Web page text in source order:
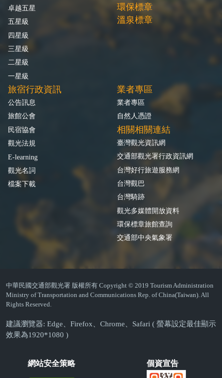
卓越五星
五星級
四星級
三星級
二星級
一星級
環保標章
溫泉標章
旅宿行政資訊
公告訊息
旅館公會
民宿協會
觀光法規
E-learning
觀光名詞
檔案下載
業者專區
業者專區
自然人憑證
相關相關連結
臺灣觀光資訊網
交通部觀光署行政資訊網
台灣好行旅遊服務網
台灣觀巴
台灣騎跡
觀光多媒體開放資料
環保標章旅館查詢
交通部中央氣象署
中華民國交通部觀光署 版權所有 Copyright © 2019 Tourism Administration
Ministry of Transportation and Communications Rep. of China(Taiwan). All
Rights Reserved.
建議瀏覽器: Edge、Firefox、Chrome、Safari ( 螢幕設定最佳顯示
效果為1920*1080 )
網站安全策略 個資宣告